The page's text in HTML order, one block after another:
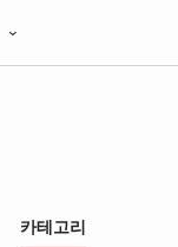
카테고리